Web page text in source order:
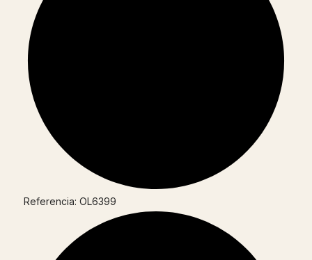
Referencia: OL6399